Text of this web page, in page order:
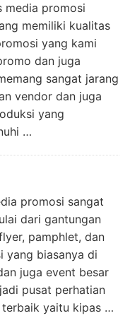
media promosi
memiliki kualitas
yang kami
dan juga
sangat jarang
vendor dan juga
yang
…
promosi sangat
dari gantungan
pamphlet, dan
yang biasanya di
juga event besar
pusat perhatian
yaitu kipas …